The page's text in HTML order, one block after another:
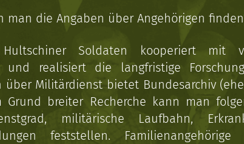
man die Angaben über Angehörigen
Soldaten kooperiert mit
und realisiert die langfristige
über Militärdienst bietet Bundesarchiv
Grund breiter Recherche kann man
militärische Laufbahn,
feststellen.